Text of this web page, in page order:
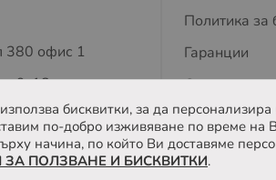
380 офис 1
9-18 часа
Политика за
Гаранции
Съвети за
Отзиви
бисквитки, за да
по-добро изживяване по време на
начина, по който Ви доставяме
ЗА ПОЛЗВАНЕ И БИСКВИТКИ.